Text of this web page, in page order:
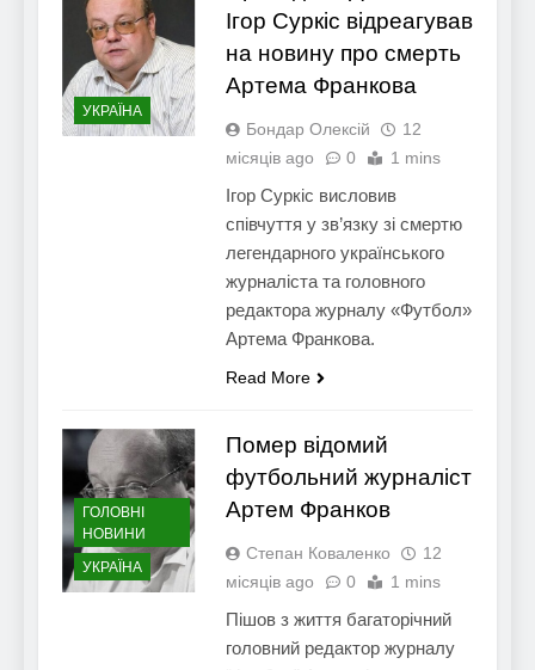
УКРАЇНА
Ігор Суркіс відреагував
на новину про смерть
Артема Франкова
Бондар Олексій
12
місяців ago
0 1 mins
Ігор Суркіс висловив
співчуття у зв’язку зі смертю
легендарного українського
журналіста та головного
редактора журналу «Футбол»
Артема Франкова.
Read More
ГОЛОВНІ
НОВИНИ
УКРАЇНА
Помер відомий
футбольний журналіст
Артем Франков
Степан Коваленко
12
місяців ago
0 1 mins
Пішов з життя багаторічний
головний редактор журналу